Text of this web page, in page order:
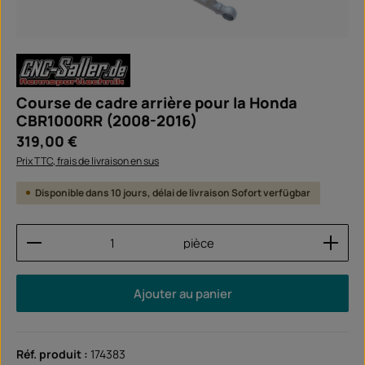
Course de cadre arrière pour la Honda
CBR1000RR (2008-2016)
Prix régulier :
319,00 €
Prix TTC, frais de livraison en sus
Disponible dans 10 jours, délai de livraison Sofort verfügbar
Quantité de produit : Entrez la quantité
pièce
Ajouter au panier
Réf. produit : 174383